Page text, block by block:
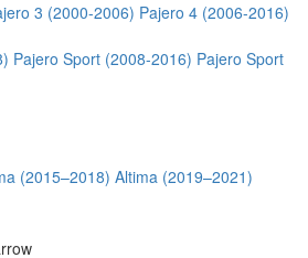
3 (2000-2006) Pajero 4 (2006-2016)
Pajero Sport (2008-2016) Pajero Sport
(2015–2018) Altima (2019–2021)